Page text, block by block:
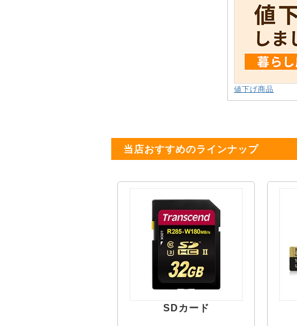
値下げ商品
当店おすすめのラインナップ
SDカード